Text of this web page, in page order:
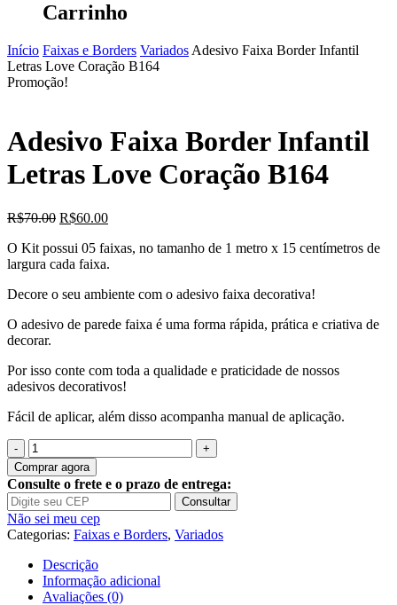
Carrinho
Início Faixas e Borders Variados Adesivo Faixa Border Infantil
Letras Love Coração B164
Promoção!
Adesivo Faixa Border Infantil
Letras Love Coração B164
R$70.00 O
original
era:
R$60.00O
atual
é:
O Kit possui 05 faixas, no tamanho de 1 metro x 15 centímetros de
largura cada faixa.
Decore o seu ambiente com o adesivo faixa decorativa!
O adesivo de parede faixa é uma forma rápida, prática e criativa de
decorar.
Por isso conte com toda a qualidade e praticidade de nossos
adesivos decorativos!
Fácil de aplicar, além disso acompanha manual de aplicação.
Quantidade
de
Adesivo
Faixa
Border
Infantil
Letras
Love
Coração
B164
Comprar agora
Consulte o frete e o prazo de entrega:
Consultar
Não sei meu cep
Categorias: Faixas e Borders, Variados
Descrição
Informação adicional
Avaliações (0)